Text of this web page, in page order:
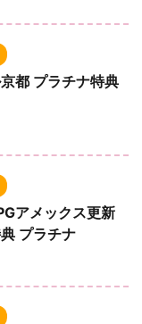
都 プラチナ特典
アメックス更新
プラチナ